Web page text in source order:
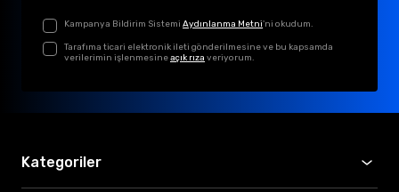
Kampanya Bildirim Sistemi Aydınlanma Metni'ni okudum.
Tarafıma ticari elektronik ileti gönderilmesine ve bu kapsamda
verilerimin işlenmesineaçık rıza veriyorum.
Kategoriler